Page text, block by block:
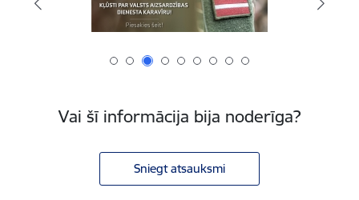
Vai šī informācija bija noderīga?
Sniegt atsauksmi